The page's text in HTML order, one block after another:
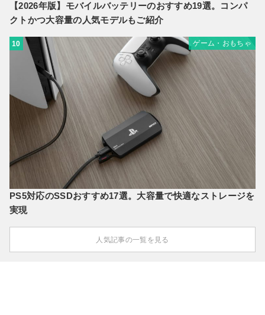
【2026年版】モバイルバッテリーのおすすめ19選。コンパ
クトかつ大容量の人気モデルもご紹介
10 ゲーム・おもちゃ
PS5対応のSSDおすすめ17選。大容量で快適なストレージを
実現
人気記事の一覧を見る